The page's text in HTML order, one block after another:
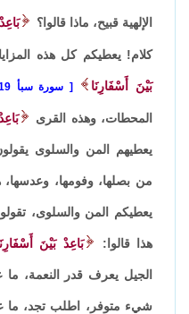
الإلهية قبيح، ماذا قالوا؟
كلام! يعطيكم كل هذه
بَيْنَ أَسْفَارِنَا سورة سبأ 19
المحطات، وهذه القرى
يعطيهم المن والسلوى
من بصلها، وفومها، وعدسها،
يعطيكم المن والسلوى،
هذا قالوا: بَاعِدْ بَيْنَ
الجيل يعرف قدر النعمة،
شيء متوفر، اطلب تجد، ما